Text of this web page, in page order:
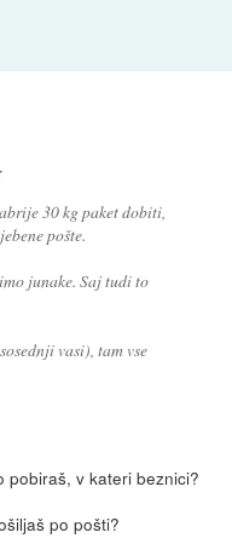
:
30 kg paket dobiti,
pošte.
junake. Saj tudi to
vasi), tam vse
pobiraš, v kateri beznici?
po pošti?